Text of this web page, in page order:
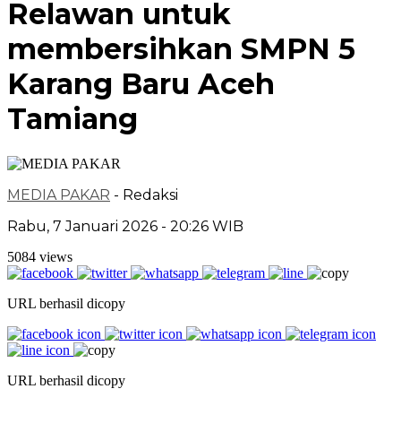
Relawan untuk
membersihkan SMPN 5
Karang Baru Aceh
Tamiang
MEDIA PAKAR - Redaksi
Rabu, 7 Januari 2026 - 20:26 WIB
5084 views
URL berhasil dicopy
URL berhasil dicopy